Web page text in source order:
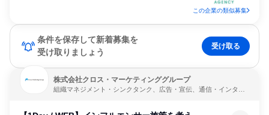
この企業の類似募集
条件を保存して新着募集を
受け取りましょう
受け取る
株式会社クロス・マーケティンググループ
組織マネジメント・シンクタンク、広告・宣伝、通信・インター